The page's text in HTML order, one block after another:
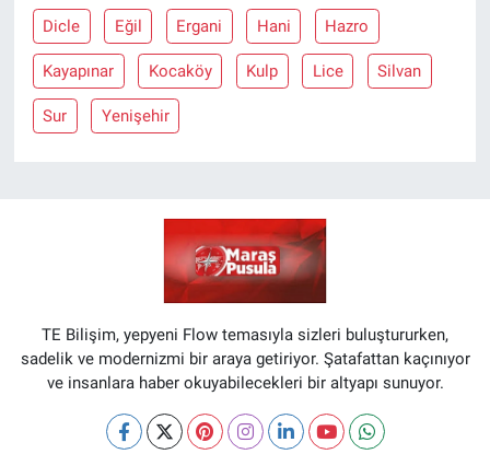
Dicle Eğil Ergani Hani Hazro
Kayapınar Kocaköy Kulp Lice Silvan
Sur Yenişehir
TE Bilişim, yepyeni Flow temasıyla sizleri buluştururken,
sadelik ve modernizmi bir araya getiriyor. Şatafattan kaçınıyor
ve insanlara haber okuyabilecekleri bir altyapı sunuyor.